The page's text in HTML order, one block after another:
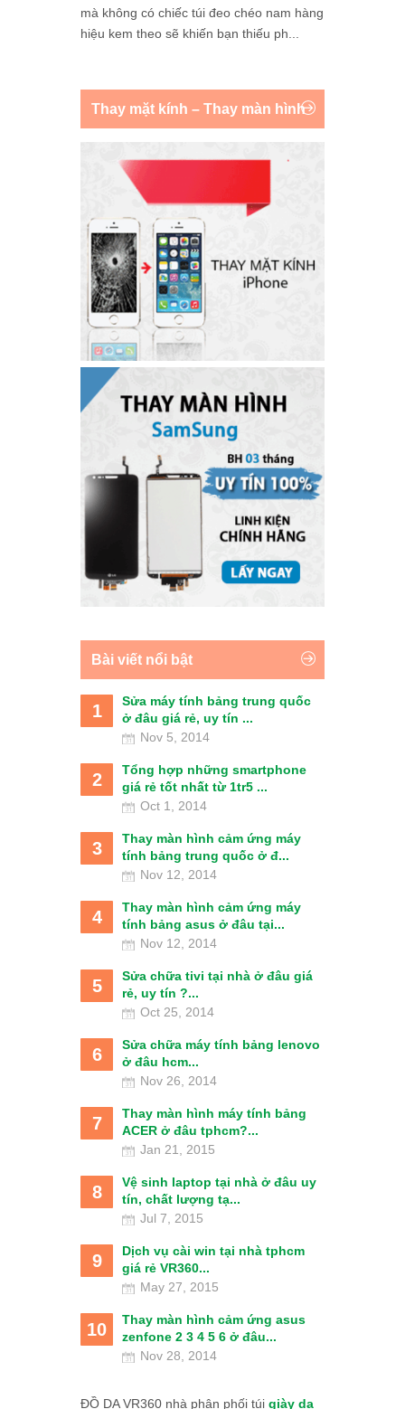
mà không có chiếc túi đeo chéo nam hàng
hiệu kem theo sẽ khiến bạn thiếu ph...
Thay mặt kính – Thay màn hình
Bài viết nổi bật
1
Sửa máy tính bảng trung quốc
ở đâu giá rẻ, uy tín ...
Nov 5, 2014
2
Tổng hợp những smartphone
giá rẻ tốt nhất từ 1tr5 ...
Oct 1, 2014
3
Thay màn hình cảm ứng máy
tính bảng trung quốc ở đ...
Nov 12, 2014
4
Thay màn hình cảm ứng máy
tính bảng asus ở đâu tại...
Nov 12, 2014
5
Sửa chữa tivi tại nhà ở đâu giá
rẻ, uy tín ?...
Oct 25, 2014
6
Sửa chữa máy tính bảng lenovo
ở đâu hcm...
Nov 26, 2014
7
Thay màn hình máy tính bảng
ACER ở đâu tphcm?...
Jan 21, 2015
8
Vệ sinh laptop tại nhà ở đâu uy
tín, chất lượng tạ...
Jul 7, 2015
9
Dịch vụ cài win tại nhà tphcm
giá rẻ VR360...
May 27, 2015
10
Thay màn hình cảm ứng asus
zenfone 2 3 4 5 6 ở đâu...
Nov 28, 2014
ĐỒ DA VR360 nhà phân phối túi giày da